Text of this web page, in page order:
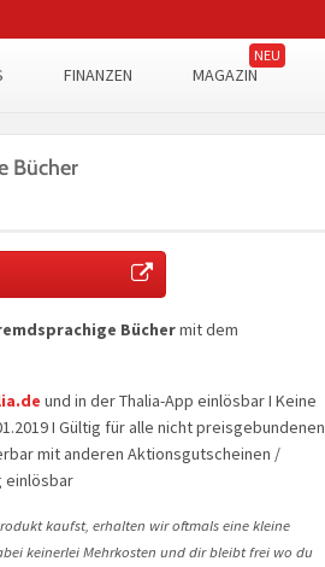
FINANZEN MAGAZIN
Bücher
Büchermit dem
und in der Thalia-App einlösbar I Keine
I Gültig für alle nicht preisgebundenen
mit anderen Aktionsgutscheinen /
einlösbar
kaufst, erhalten wir oftmals eine kleine
keinerlei Mehrkosten und dir bleibt frei wo du